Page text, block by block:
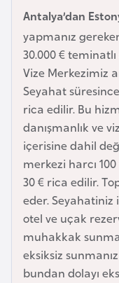
Antalya’dan
yapmanız
30.000 €
Vize Merkezimiz
Seyahat
rica edilir. Bu
danışmanlık ve
içerisine dahil
merkezi harcı
30 € rica edilir.
eder. Seyahatiniz
otel ve uçak
muhakkak
eksiksiz
bundan dolayı
s
B
e
l
ç
i
k
a
B
e
n
i
n